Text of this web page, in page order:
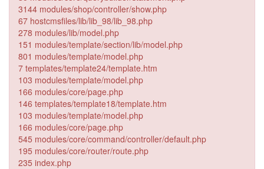
3144 modules/shop/controller/show.php
67 hostcmsfiles/lib/lib_98/lib_98.php
278 modules/lib/model.php
151 modules/template/section/lib/model.php
801 modules/template/model.php
7 templates/template24/template.htm
103 modules/template/model.php
166 modules/core/page.php
146 templates/template18/template.htm
103 modules/template/model.php
166 modules/core/page.php
545 modules/core/command/controller/default.php
195 modules/core/router/route.php
235 index.php